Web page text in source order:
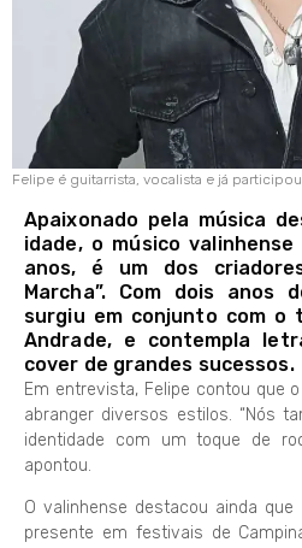
Felipe é guitarrista, vocalista e já
Apaixonado pela música
idade, o músico valinhense
anos, é um dos
Marcha”. Com dois anos
surgiu em conjunto com o
Andrade, e contempla
cover de grandes sucessos.
Em entrevista, Felipe contou que
abranger diversos estilos. “Nós
identidade com um toque de
apontou.
O valinhense destacou ainda
presente em festivais de